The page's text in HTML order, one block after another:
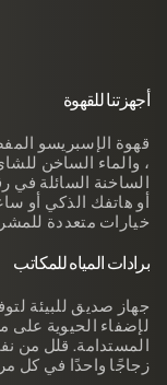
أجهزتنا للقهوة
قهوة الإسبريسو
، والماء الساخن
الساخنة السائلة في
أو هاتفك الذكي أو
خيارات متعددة
برادات المياه للمكاتب
جهاز صديق للبيئة
لإضفاء الحيوية
المستدامة. قلل من
زجاجًا واحدًا في كل